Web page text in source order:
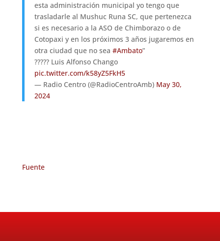
esta administración municipal yo tengo que
trasladarle al Mushuc Runa SC, que pertenezca
si es necesario a la ASO de Chimborazo o de
Cotopaxi y en los próximos 3 años jugaremos en
otra ciudad que no sea #Ambato”
????? Luis Alfonso Chango
pic.twitter.com/k58yZ5FkH5
— Radio Centro (@RadioCentroAmb) May 30,
2024
Fuente